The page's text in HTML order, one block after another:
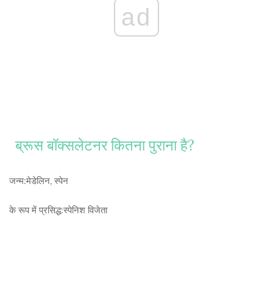
ad
ब्रूस बॉक्सलेटनर कितना पुराना है?
जन्म:मेडेलिन, स्पेन
के रूप में प्रसिद्ध:स्पेनिश विजेता